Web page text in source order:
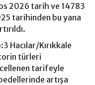
2026 tarih ve 14783
tarihinden bu yana
Hacılar/Kırıkkale
türleri
tarifeyle
artışa